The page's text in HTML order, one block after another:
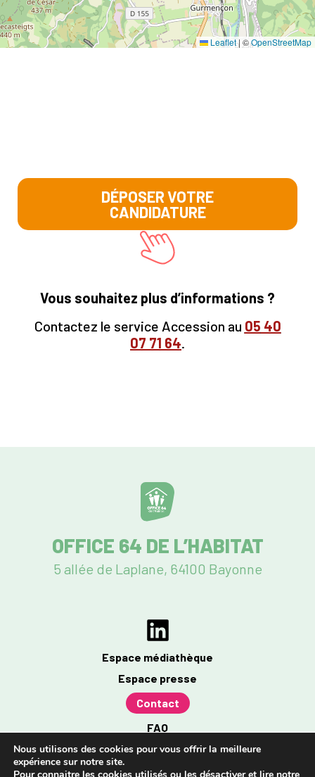
Leaflet| ©OpenStreetMap
DÉPOSER VOTRE
CANDIDATURE
Vous souhaitez plus d’informations ?
Contactez le service Accession au 05 40
07 71 64.
OFFICE 64 DE L’HABITAT
5 allée de Laplane, 64100 Bayonne
Espace médiathèque
Espace presse
Contact
FAQ
Mentions légales
Politique de confidentialité
Nous utilisons des cookies pour vous offrir la meilleure
expérience sur notre site.